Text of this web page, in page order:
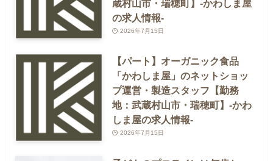
蔵村山市・瑞穂町】-かわしま屋
の求人情報-
2026年7月15日
【パート】オーガニック食品
「かわしま屋」のネットショッ
プ運営・製造スタッフ【勤務
地：武蔵村山市・瑞穂町】-かわ
しま屋の求人情報-
2026年7月15日